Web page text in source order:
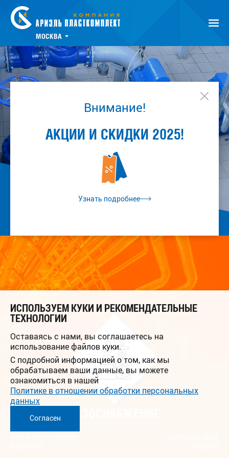
МОСКВА
Внимание!
АКЦИИ И СКИДКИ 2025!
Узнать подробнее
ИСПОЛЬЗУЕМ КУКИ И РЕКОМЕНДАТЕЛЬНЫЕ
ТЕХНОЛОГИИ
Оставаясь с нами, вы соглашаетесь на
использование файлов куки.
С подробной информацией о том, как мы
обрабатываем ваши данные, вы можете
ознакомиться в нашей
Политике в отношении обработки персональных
данных
Согласен